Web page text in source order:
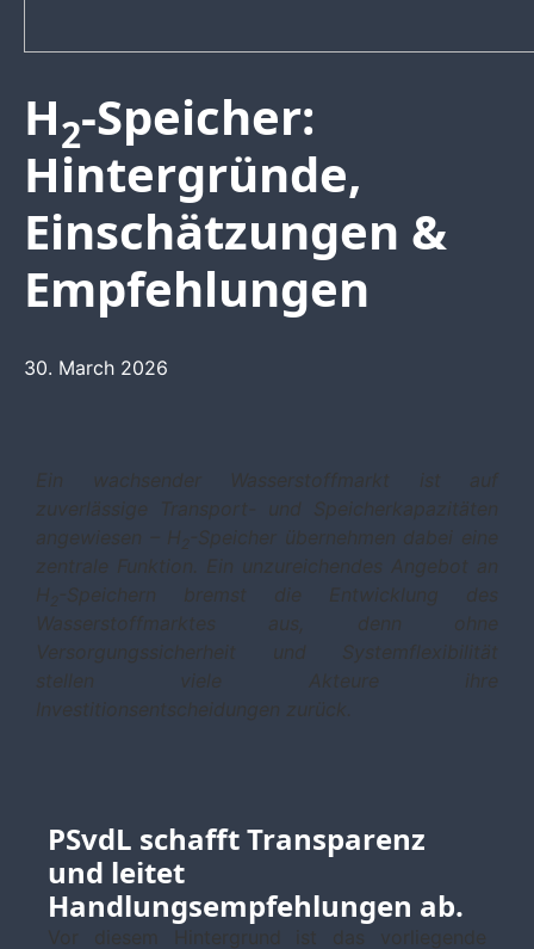
H2-Speicher:
Hintergründe,
Einschätzungen &
Empfehlungen
30. March 2026
Ein wachsender Wasserstoffmarkt ist auf
zuverlässige Transport- und Speicherkapazitäten
angewiesen – H2
-Speicher übernehmen dabei eine
zentrale Funktion. Ein unzureichendes Angebot an
H2
-Speichern bremst die Entwicklung des
Wasserstoffmarktes aus, denn ohne
Versorgungssicherheit und Systemflexibilität
stellen viele Akteure ihre
Investitionsentscheidungen zurück.
PSvdL schafft Transparenz
und leitet
Handlungsempfehlungen ab.
Vor diesem Hintergrund ist das vorliegende